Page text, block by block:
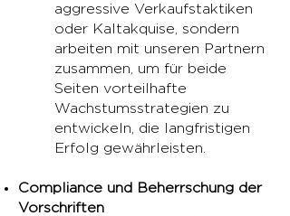
aggressive Verkaufstaktiken
oder Kaltakquise, sondern
arbeiten mit unseren Partnern
zusammen, um für beide
Seiten vorteilhafte
Wachstumsstrategien zu
entwickeln, die langfristigen
Erfolg gewährleisten.
Compliance und Beherrschung der
Vorschriften